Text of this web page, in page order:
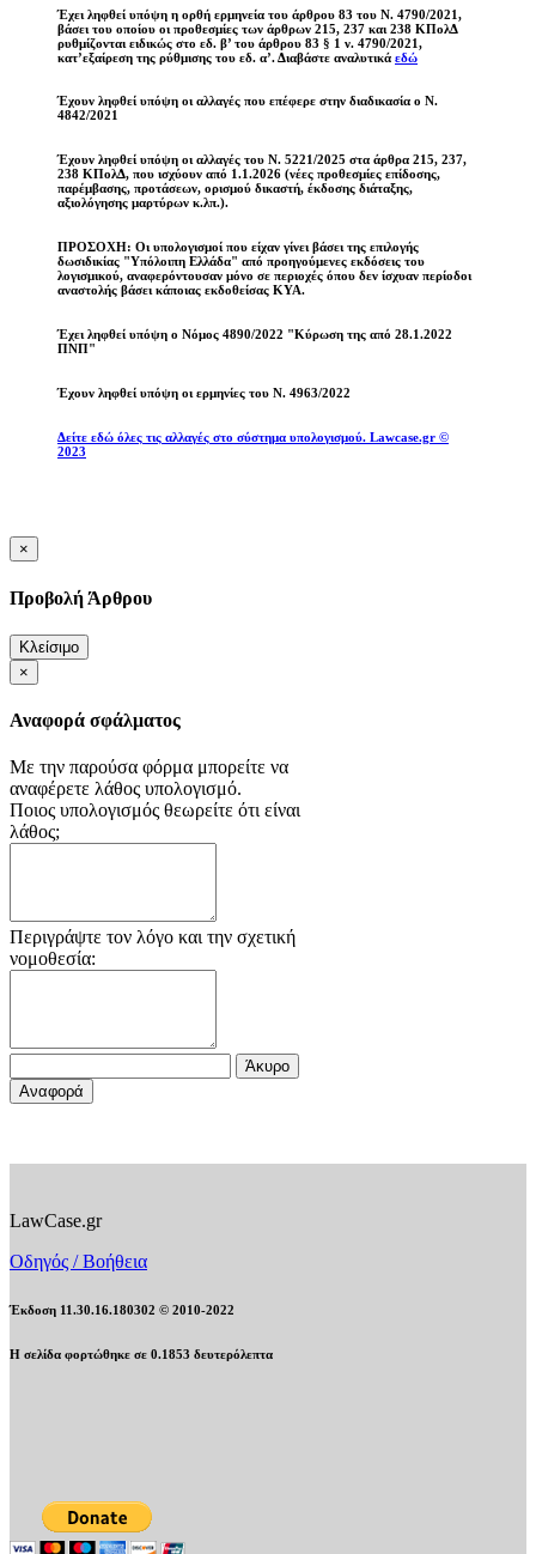
Έχει ληφθεί υπόψη η ορθή ερμηνεία του άρθρου 83 του Ν. 4790/2021,
βάσει του οποίου οι προθεσμίες των άρθρων 215, 237 και 238 ΚΠολΔ
ρυθμίζονται ειδικώς στο εδ. β’ του άρθρου 83 § 1 ν. 4790/2021,
κατ’εξαίρεση της ρύθμισης του εδ. α’. Διαβάστε αναλυτικά εδώ
Έχουν ληφθεί υπόψη οι αλλαγές που επέφερε στην διαδικασία ο Ν.
4842/2021
Έχουν ληφθεί υπόψη οι αλλαγές του Ν. 5221/2025 στα άρθρα 215, 237,
238 ΚΠολΔ, που ισχύουν από 1.1.2026 (νέες προθεσμίες επίδοσης,
παρέμβασης, προτάσεων, ορισμού δικαστή, έκδοσης διάταξης,
αξιολόγησης μαρτύρων κ.λπ.).
ΠΡΟΣΟΧΗ: Οι υπολογισμοί που είχαν γίνει βάσει της επιλογής
δωσιδικίας "Υπόλοιπη Ελλάδα" από προηγούμενες εκδόσεις του
λογισμικού, αναφερόντουσαν μόνο σε περιοχές όπου δεν ίσχυαν περίοδοι
αναστολής βάσει κάποιας εκδοθείσας ΚΥΑ.
Έχει ληφθεί υπόψη ο Νόμος 4890/2022 "Κύρωση της από 28.1.2022
ΠΝΠ"
Έχουν ληφθεί υπόψη οι ερμηνίες του Ν. 4963/2022
Δείτε εδώ όλες τις αλλαγές στο σύστημα υπολογισμού. Lawcase.gr ©
2023
×
Προβολή Άρθρου
Κλείσιμο
×
Αναφορά σφάλματος
Με την παρούσα φόρμα μπορείτε να
αναφέρετε λάθος υπολογισμό.
Ποιoς υπολογισμός θεωρείτε ότι είναι
λάθος;
Περιγράψτε τον λόγο και την σχετική
νομοθεσία:
Άκυρο
Αναφορά
LawCase.gr
Οδηγός / Βοήθεια
Έκδοση 11.30.16.180302 © 2010-2022
Η σελίδα φορτώθηκε σε 0.1853 δευτερόλεπτα